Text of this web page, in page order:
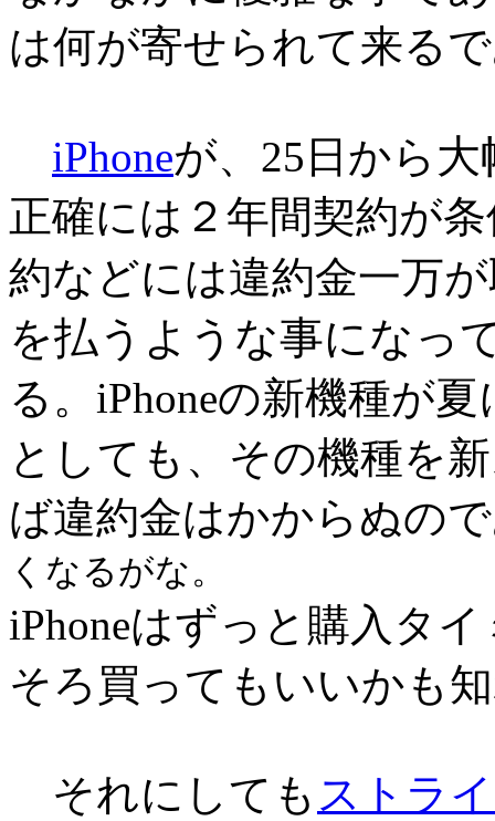
は何が寄せられて来る
iPhoneが、25日から 大
正確には２年間契約が
約などには違約金一万
を払うような事になっ
る。iPhoneの新機種が
としても、その機種を
ば違約金はかからぬの
くなるがな。
iPhoneはずっと購入タ
そろ買ってもいいかも
それにしても ストラ